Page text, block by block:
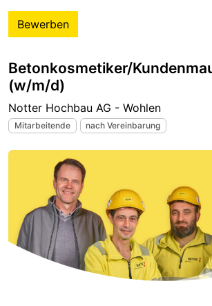
Bewerben
Betonkosmetiker/
(w/m/d)
Notter Hochbau AG - Wohlen
Mitarbeitende nach Vereinbarung